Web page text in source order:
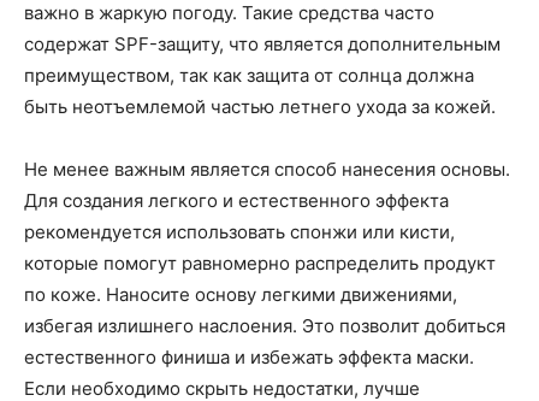
важно в жаркую погоду. Такие средства часто
содержат SPF-защиту, что является дополнительным
преимуществом, так как защита от солнца должна
быть неотъемлемой частью летнего ухода за кожей.
Не менее важным является способ нанесения основы.
Для создания легкого и естественного эффекта
рекомендуется использовать спонжи или кисти,
которые помогут равномерно распределить продукт
по коже. Наносите основу легкими движениями,
избегая излишнего наслоения. Это позволит добиться
естественного финиша и избежать эффекта маски.
Если необходимо скрыть недостатки, лучше